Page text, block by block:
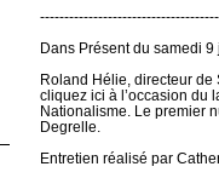
-------------------------------------
Dans Présent du samedi 9
Roland Hélie, directeur de
cliquez ici à l’occasion du
Nationalisme. Le premier
Degrelle.
Entretien réalisé par